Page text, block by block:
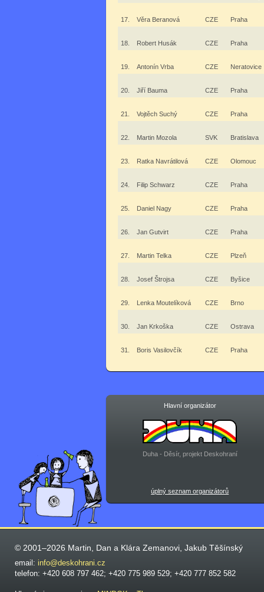
17. Věra Beranová CZE Praha
18. Robert Husák CZE Praha
19. Antonín Vrba CZE Neratovice
20. Jiří Bauma CZE Praha
21. Vojtěch Suchý CZE Praha
22. Martin Mozola SVK Bratislava
23. Ratka Navrátilová CZE Olomouc
24. Filip Schwarz CZE Praha
25. Daniel Nagy CZE Praha
26. Jan Gutvirt CZE Praha
27. Martin Telka CZE Plzeň
28. Josef Štrojsa CZE Byšice
29. Lenka Moutelíková CZE Brno
30. Jan Krkoška CZE Ostrava
31. Boris Vasilovčík CZE Praha
Hlavní organizátor
Duha - Děsír, projekt Deskohraní
úplný seznam organizátorů
© 2001–2026 Martin, Dan a Klára Zemanovi, Jakub Těšínský
email: info@deskohrani.cz
telefon: +420 608 797 462; +420 775 989 529; +420 777 852 582